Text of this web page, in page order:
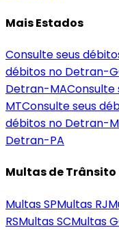
Mais Estados
Consulte seus
débitos no Detran-
Detran-MAConsulte
MTConsulte seus
débitos no Detran-
Detran-PA
Multas de Trânsito
MultasSPMultas RJ
RSMultasSCMultas